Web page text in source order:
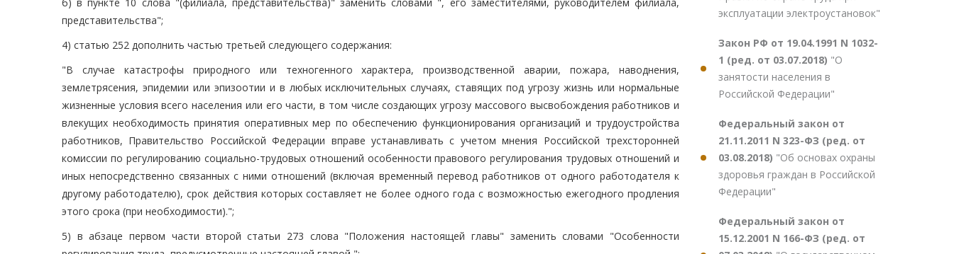
представительства";
4) статью 252 дополнить частью третьей следующего содержания:
"В случае катастрофы природного или техногенного характера, производственной аварии, пожара, наводнения,
землетрясения, эпидемии или эпизоотии и в любых исключительных случаях, ставящих под угрозу жизнь или нормальные
жизненные условия всего населения или его части, в том числе создающих угрозу массового высвобождения работников и
влекущих необходимость принятия оперативных мер по обеспечению функционирования организаций и трудоустройства
работников, Правительство Российской Федерации вправе устанавливать с учетом мнения Российской трехсторонней
комиссии по регулированию социально-трудовых отношений особенности правового регулирования трудовых отношений и
иных непосредственно связанных с ними отношений (включая временный перевод работников от одного работодателя к
другому работодателю), срок действия которых составляет не более одного года с возможностью ежегодного продления
этого срока (при необходимости).";
5) в абзаце первом части второй статьи 273 слова "Положения настоящей главы" заменить словами "Особенности
эксплуатации электроустановок"
Закон РФ от 19.04.1991 N 1032-
1 (ред. от 03.07.2018) "О
занятости населения в
Российской Федерации"
Федеральный закон от
21.11.2011 N 323-ФЗ (ред. от
03.08.2018) "Об основах охраны
здоровья граждан в Российской
Федерации"
Федеральный закон от
15.12.2001 N 166-ФЗ (ред. от